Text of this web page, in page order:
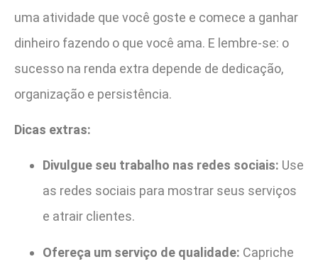
uma atividade que você goste e comece a ganhar
dinheiro fazendo o que você ama. E lembre-se: o
sucesso na renda extra depende de dedicação,
organização e persistência.
Dicas extras:
Divulgue seu trabalho nas redes sociais: Use
as redes sociais para mostrar seus serviços
e atrair clientes.
Ofereça um serviço de qualidade: Capriche